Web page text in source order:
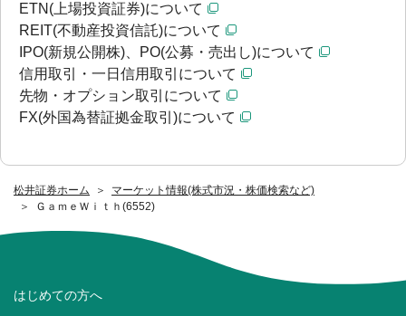
松井証券ホーム
マーケット情報(株式市況・株価検索など)
ＧａｍｅＷｉｔｈ(6552)
ETN(上場投資証券)について
REIT(不動産投資信託)について
IPO(新規公開株)、PO(公募・売出し)について
信用取引・一日信用取引について
先物・オプション取引について
FX(外国為替証拠金取引)について
はじめての方へ